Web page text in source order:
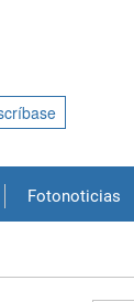
Fotonoticias